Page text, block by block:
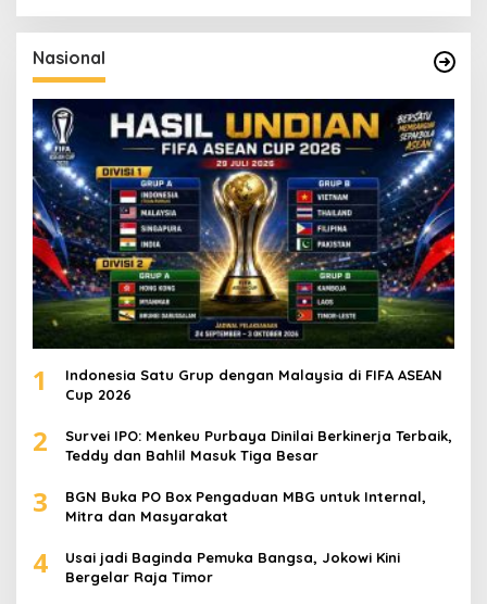
i
u
n
t
u
k
:
Nasional
1
Indonesia Satu Grup dengan Malaysia di FIFA ASEAN
Cup 2026
2
Survei IPO: Menkeu Purbaya Dinilai Berkinerja Terbaik,
Teddy dan Bahlil Masuk Tiga Besar
3
BGN Buka PO Box Pengaduan MBG untuk Internal,
Mitra dan Masyarakat
4
Usai jadi Baginda Pemuka Bangsa, Jokowi Kini
Bergelar Raja Timor